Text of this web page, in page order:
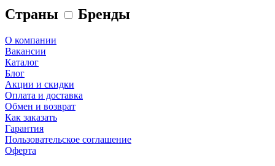
Страны Бренды
О компании
Вакансии
Каталог
Блог
Акции и скидки
Оплата и доставка
Обмен и возврат
Как заказать
Гарантия
Пользовательское соглашение
Оферта